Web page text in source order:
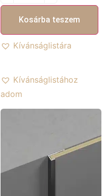
Kosárba teszem
Kívánságlistára
Kívánságlistához
adom